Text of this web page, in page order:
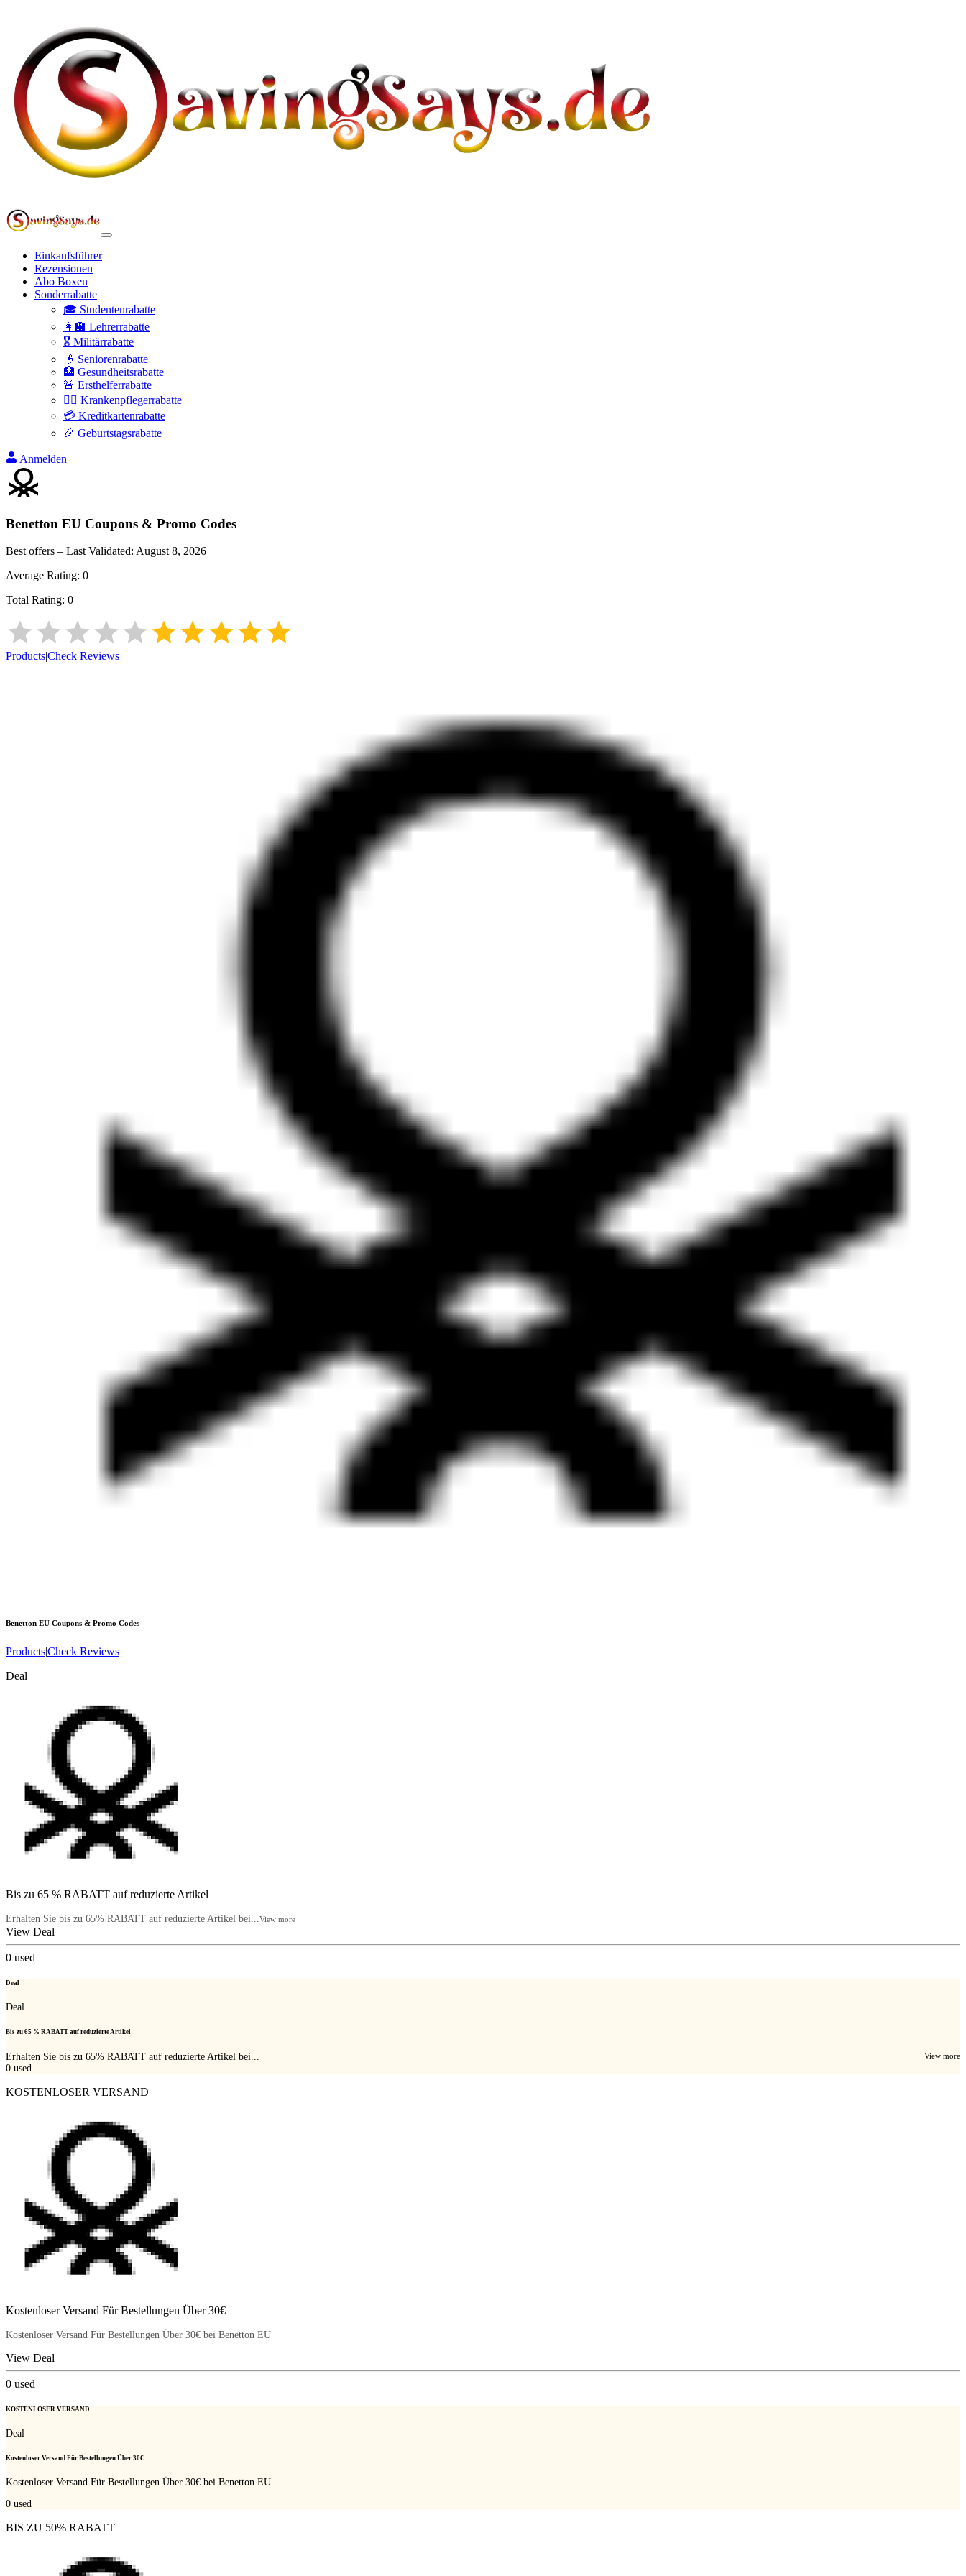
Einkaufsführer
Rezensionen
Abo Boxen
Sonderrabatte
🎓 Studentenrabatte
👩‍🏫 Lehrerrabatte
🎖️ Militärrabatte
👴 Seniorenrabatte
🏥 Gesundheitsrabatte
🚨 Ersthelferrabatte
👩‍⚕️ Krankenpflegerrabatte
💳 Kreditkartenrabatte
🎉 Geburtstagsrabatte
Anmelden
Benetton EU Coupons & Promo Codes
Best offers – Last Validated: August 8, 2026
Average Rating: 0
Total Rating: 0
Products|Check Reviews
Benetton EU Coupons & Promo Codes
Products|Check Reviews
Deal
Bis zu 65 % RABATT auf reduzierte Artikel
Erhalten Sie bis zu 65% RABATT auf reduzierte Artikel bei... View more
View Deal
0 used
Deal
Deal
Bis zu 65 % RABATT auf reduzierte Artikel
Erhalten Sie bis zu 65% RABATT auf reduzierte Artikel bei... View more
0 used
KOSTENLOSER VERSAND
Kostenloser Versand Für Bestellungen Über 30€
Kostenloser Versand Für Bestellungen Über 30€ bei Benetton EU
View Deal
0 used
KOSTENLOSER VERSAND
Deal
Kostenloser Versand Für Bestellungen Über 30€
Kostenloser Versand Für Bestellungen Über 30€ bei Benetton EU
0 used
BIS ZU 50% RABATT